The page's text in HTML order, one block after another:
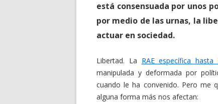
está consensuada por unos
por medio de las urnas, la
actuar en sociedad.
Libertad. La RAE específica hasta
manipulada y deformada por
cuando le ha convenido. Pero me
alguna forma más nos afectan: